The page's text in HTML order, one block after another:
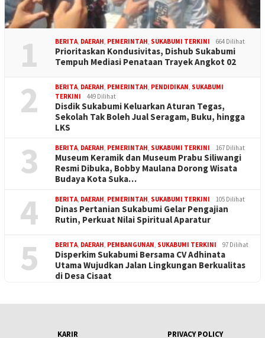
1 BERITA, DAERAH, PEMERINTAH, SUKABUMI TERKINI 664 Dilihat
Prioritaskan Kondusivitas, Dishub Sukabumi
Tempuh Mediasi Penataan Trayek Angkot 02
2 BERITA, DAERAH, PEMERINTAH, PENDIDIKAN, SUKABUMI
TERKINI
449 Dilihat
Disdik Sukabumi Keluarkan Aturan Tegas,
Sekolah Tak Boleh Jual Seragam, Buku, hingga
LKS
3 BERITA, DAERAH, PEMERINTAH, SUKABUMI TERKINI 167 Dilihat
Museum Keramik dan Museum Prabu Siliwangi
Resmi Dibuka, Bobby Maulana Dorong Wisata
Budaya Kota Suka…
4 BERITA, DAERAH, PEMERINTAH, SUKABUMI TERKINI 105 Dilihat
Dinas Pertanian Sukabumi Gelar Pengajian
Rutin, Perkuat Nilai Spiritual Aparatur
5 BERITA, DAERAH, PEMBANGUNAN, SUKABUMI TERKINI 97 Dilihat
Disperkim Sukabumi Bersama CV Adhinata
Utama Wujudkan Jalan Lingkungan Berkualitas
di Desa Cisaat
KARIR PRIVACY POLICY